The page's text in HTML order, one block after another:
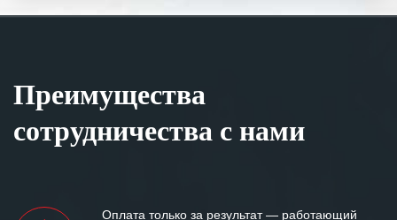
Особенно хочется отметить высокую
клиентоориентированность
персонала Вашей компании,
Преимущества
сотрудничества с нами
Оплата только за результат — работающий